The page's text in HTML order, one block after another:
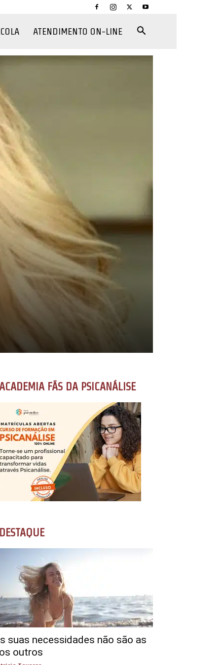
ATENDIMENTO ON-LINE
ACADEMIA FÃS DA PSICANÁLISE
DESTAQUE
suas necessidades não são as
outros